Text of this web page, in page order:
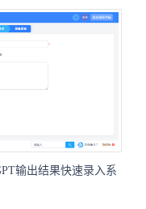
输出结果快速录入系